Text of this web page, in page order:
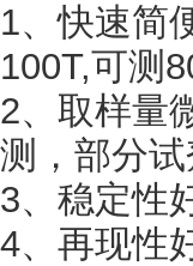
1、快速简
100T,可测
2、取样量
测，部分试
3、稳定性
4、再现性